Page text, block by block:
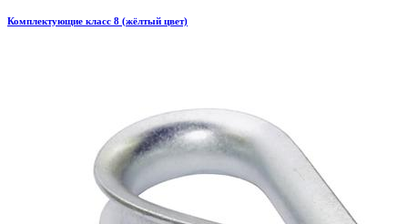
Комплектующие класс 8 (жёлтый цвет)